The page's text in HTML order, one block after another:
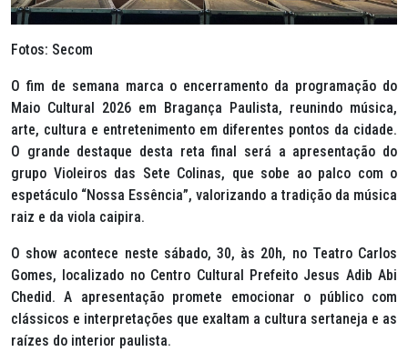
Fotos: Secom
O fim de semana marca o encerramento da programação do
Maio Cultural 2026 em Bragança Paulista, reunindo música,
arte, cultura e entretenimento em diferentes pontos da cidade.
O grande destaque desta reta final será a apresentação do
grupo Violeiros das Sete Colinas, que sobe ao palco com o
espetáculo “Nossa Essência”, valorizando a tradição da música
raiz e da viola caipira.
O show acontece neste sábado, 30, às 20h, no Teatro Carlos
Gomes, localizado no Centro Cultural Prefeito Jesus Adib Abi
Chedid. A apresentação promete emocionar o público com
clássicos e interpretações que exaltam a cultura sertaneja e as
raízes do interior paulista.